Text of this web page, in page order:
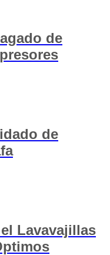
de
de
Lavavajillas